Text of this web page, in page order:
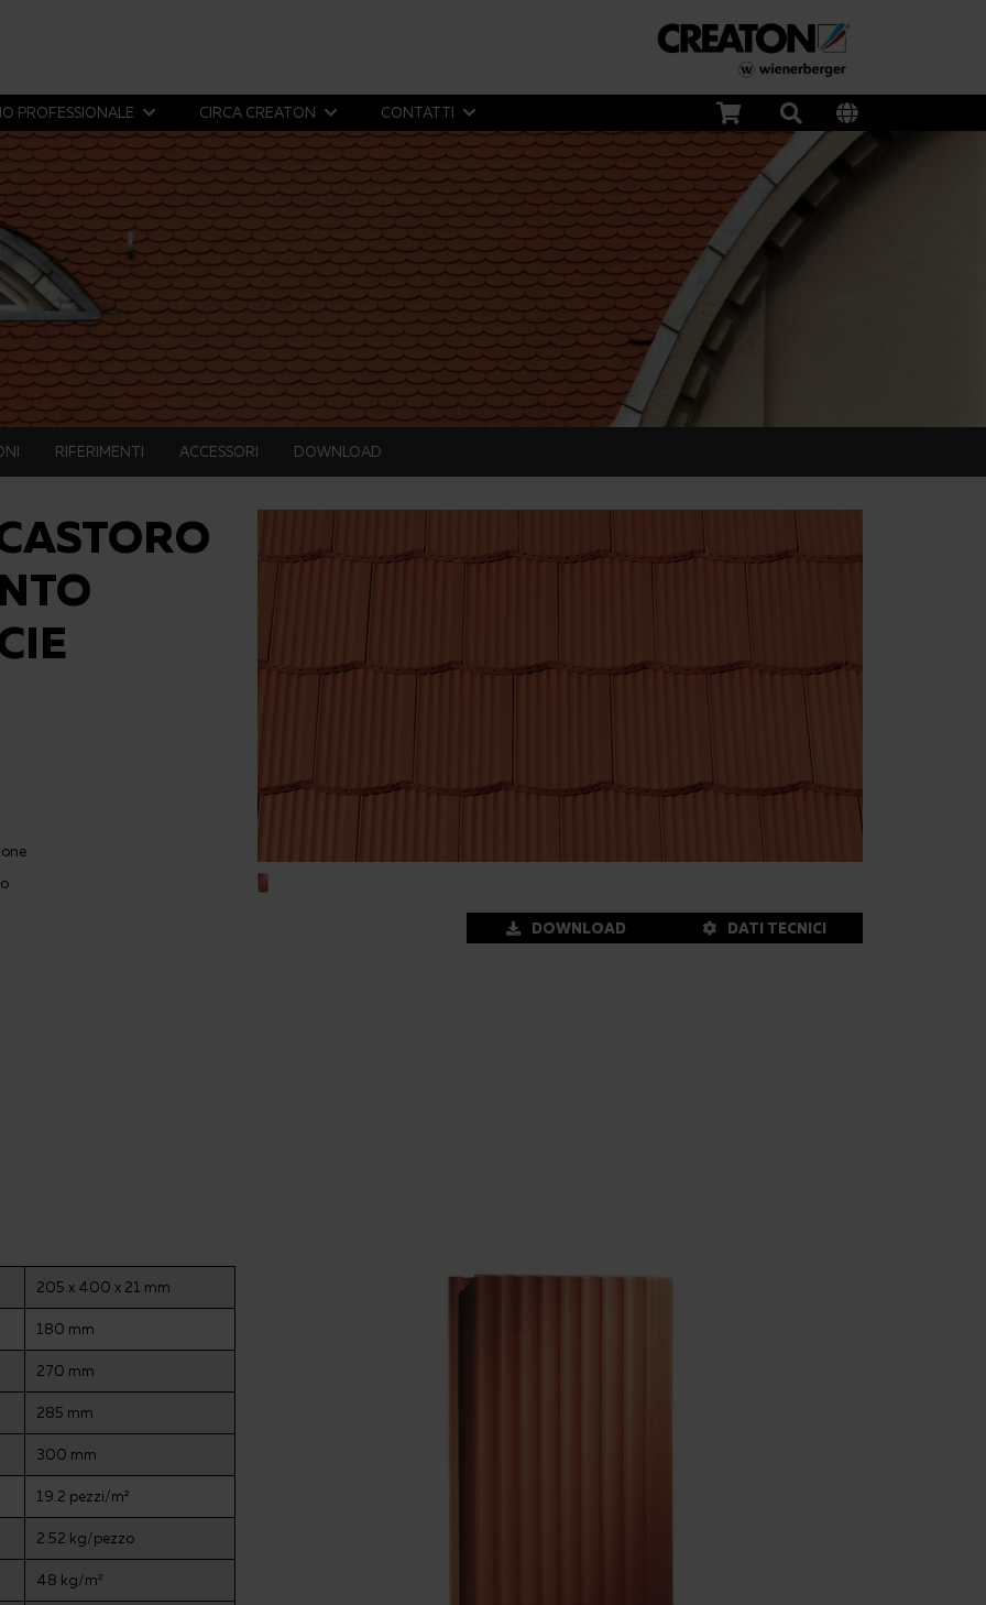
PROFESSIONALE CIRCA CREATON CONTATTI
RIFERIMENTI ACCESSORI DOWNLOAD
DATI TECNICI
DOWNLOAD
205 x 400 x 21 mm
180 mm
270 mm
285 mm
300 mm
19.2 pezzi/m²
2.52 kg/pezzo
48 kg/m²